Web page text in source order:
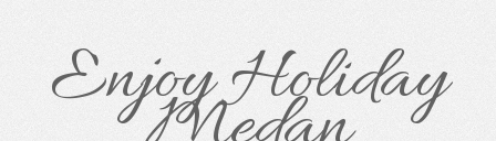
Enjoy Holiday